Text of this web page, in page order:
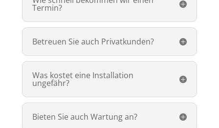
Termin?
Betreuen Sie auch Privatkunden?
Was kostet eine Installation
ungefähr?
Bieten Sie auch Wartung an?